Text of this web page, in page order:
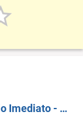
Vendedor Externo | Início Imediato - SUMARÉ